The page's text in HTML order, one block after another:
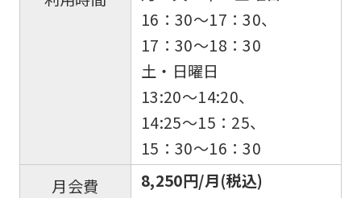
16：30〜17：30、
17：30〜18：30
土・日曜日
13:20〜14:20、
14:25〜15：25、
15：30〜16：30
月会費
8,250円/月(税込)